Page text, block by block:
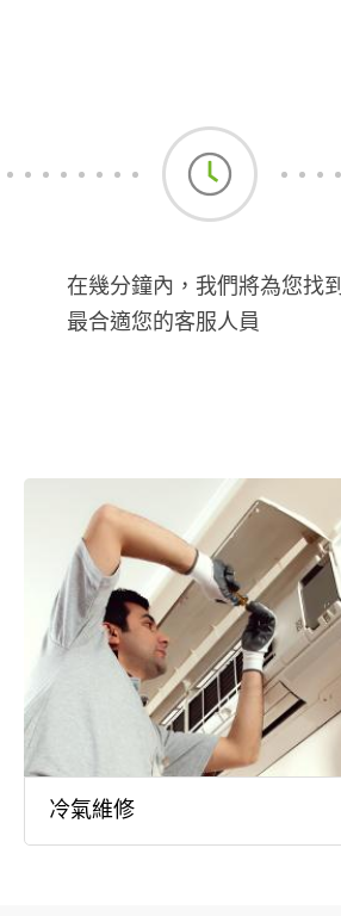
在幾分鐘內，我們將為您找到
最合適您的客服人員
冷氣維修